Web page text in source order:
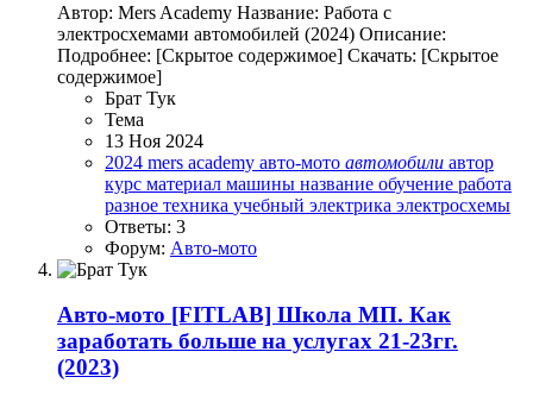
Автор: Mers Academy Название: Работа с
электросхемами автомобилей (2024) Описание:
Подробнее: [Скрытое содержимое] Скачать: [Скрытое
содержимое]
Брат Тук
Тема
13 Ноя 2024
2024 mers academy авто-мото автомобили автор
курс материал машины название обучение работа
разное техника учебный электрика электросхемы
Ответы: 3
Форум: Авто-мото
Авто-мото [FITLAB] Школа МП. Как
заработать больше на услугах 21-23гг.
(2023)